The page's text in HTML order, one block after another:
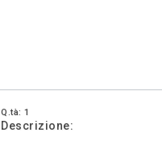
Q.tà: 1
Descrizione: